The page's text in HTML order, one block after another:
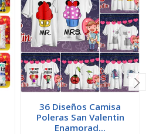
36 Diseños Camisa
Poleras San Valentin
Enamorad...